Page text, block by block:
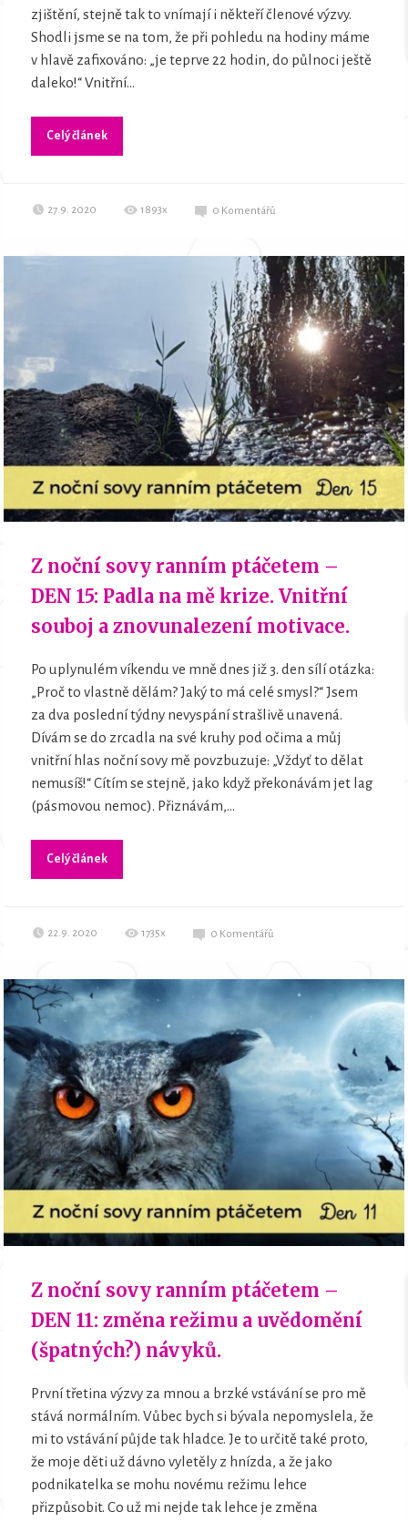
zjištění, stejně tak to vnímají i někteří členové výzvy.
Shodli jsme se na tom, že při pohledu na hodiny máme
v hlavě zafixováno: „je teprve 22 hodin, do půlnoci ještě
daleko!“ Vnitřní...
Celý článek
27.9. 2020 1893x 0 Komentářů
Z noční sovy ranním ptáčetem –
DEN 15: Padla na mě krize. Vnitřní
souboj a znovunalezení motivace.
Po uplynulém víkendu ve mně dnes již 3. den sílí otázka:
„Proč to vlastně dělám? Jaký to má celé smysl?“ Jsem
za dva poslední týdny nevyspání strašlivě unavená.
Dívám se do zrcadla na své kruhy pod očima a můj
vnitřní hlas noční sovy mě povzbuzuje: „Vždyť to dělat
nemusíš!“ Cítím se stejně, jako když překonávám jet lag
(pásmovou nemoc). Přiznávám,...
Celý článek
22.9. 2020 1735x 0 Komentářů
Z noční sovy ranním ptáčetem –
DEN 11: změna režimu a uvědomění
(špatných?) návyků.
První třetina výzvy za mnou a brzké vstávání se pro mě
stává normálním. Vůbec bych si bývala nepomyslela, že
mi to vstávání půjde tak hladce. Je to určitě také proto,
že moje děti už dávno vyletěly z hnízda, a že jako
podnikatelka se mohu novému režimu lehce
přizpůsobit. Co už mi nejde tak lehce je změna